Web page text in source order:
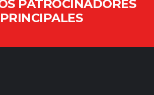
PATROCINADORES
PRINCIPALES